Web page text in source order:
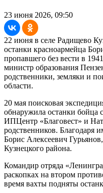
23 июня 2026, 09:50
22 июня в селе Радищево
останки красноармейца
пропавшего без вести в
министр образования
родственники, земляки и
области.
20 мая поисковая
обнаружила останки
ИПЦентр «Благовест» и
родственников. Благодаря
Борис Алексеевич
Кузнецкого района.
Командир отряда
раскопках на втором
время вахты подняты